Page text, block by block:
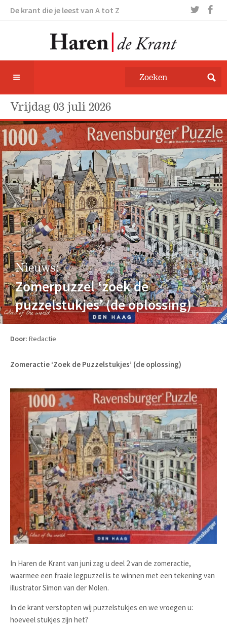
De krant die je leest van A tot Z
vrijdag 03 juli 2026
Nieuws:
Zomerpuzzel ‘zoek de
puzzelstukjes’ (de oplossing)
Door: Redactie
Zomeractie ‘Zoek de Puzzelstukjes’ (de oplossing)
In Haren de Krant van juni zag u deel 2 van de zomeractie,
waarmee een fraaie legpuzzel is te winnen met een tekening van
illustrator Simon van der Molen.
In de krant verstopten wij puzzelstukjes en we vroegen u:
hoeveel stukjes zijn het?